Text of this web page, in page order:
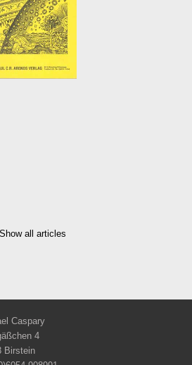
Show all articles
Caspary
4
Birstein